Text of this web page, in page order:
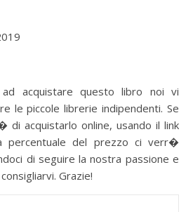
acquistare questo libro noi vi
le piccole librerie indipendenti. Se
acquistarlo online, usando il link
percentuale del prezzo ci verr�
di seguire la nostra passione e
Grazie!